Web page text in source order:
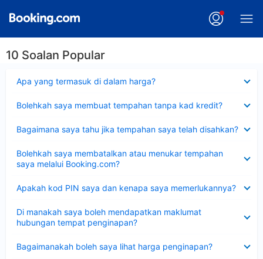
10 Soalan Popular
Apa yang termasuk di dalam harga?
Bolehkah saya membuat tempahan tanpa kad kredit?
Bagaimana saya tahu jika tempahan saya telah disahkan?
Bolehkah saya membatalkan atau menukar tempahan
saya melalui Booking.com?
Apakah kod PIN saya dan kenapa saya memerlukannya?
Di manakah saya boleh mendapatkan maklumat
hubungan tempat penginapan?
Bagaimanakah boleh saya lihat harga penginapan?